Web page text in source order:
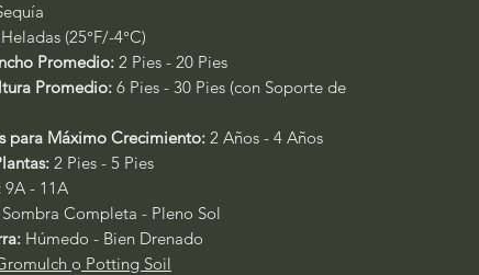
(25°F/-4°C)
Promedio: 2 Pies - 20 Pies
Promedio: 6 Pies - 30 Pies (con Soporte de
para Máximo Crecimiento: 2 Años - 4 Años
2 Pies - 5 Pies
9A - 11A
Sombra Completa - Pleno Sol
Húmedo - Bien Drenado
o Potting Soil